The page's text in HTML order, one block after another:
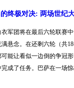
终极对决: 两场世纪
军团将在最后六轮联赛
悬念。在还剩六轮（共
能让看似一边倒的争冠
成了任务。巴萨在一场